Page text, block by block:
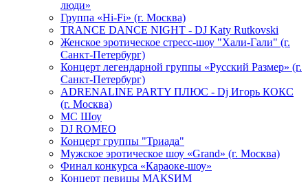
люди»
Группа «Hi-Fi» (г. Москва)
TRANCE DANCE NIGHT - DJ Katy Rutkovski
Женское эротическое стресс-шоу "Хали-Гали" (г.
Санкт-Петербург)
Концерт легендарной группы «Русский Размер» (г.
Санкт-Петербург)
ADRENALINE PARTY ПЛЮС - Dj Игорь КОКС
(г. Москва)
MC Шоу
DJ ROMEO
Концерт группы "Триада"
Мужское эротическое шоу «Grand» (г. Москва)
Финал конкурса «Караоке-шоу»
Концерт певицы МАКSИМ